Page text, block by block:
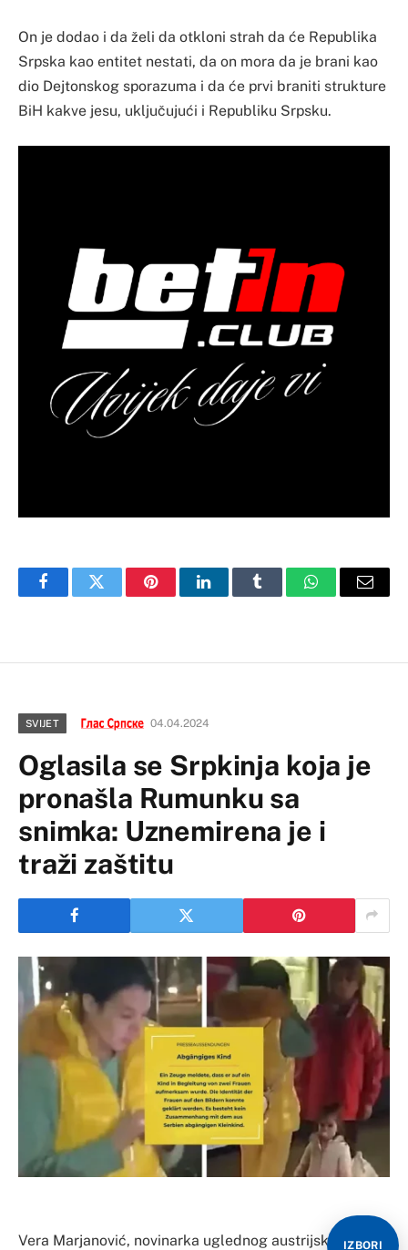
On je dodao i da želi da otkloni strah da će Republika
Srpska kao entitet nestati, da on mora da je brani kao
dio Dejtonskog sporazuma i da će prvi braniti strukture
BiH kakve jesu, uključujući i Republiku Srpsku.
FacebookTwitter PinterestLinkedInTumblr WhatsAppEmail
SVIJET 04.04.2024
Oglasila se Srpkinja koja je
pronašla Rumunku sa
snimka: Uznemirena je i
traži zaštitu
Vera Marjanović, novinarka uglednog austrijskogIZBORI